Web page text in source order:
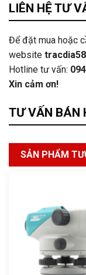
LIÊN HỆ TƯ
Để đặt mua hoặc
website
Hotline tư vấn:
Xin cảm ơn!
TƯ VẤN BÁN
SẢN PHẨM